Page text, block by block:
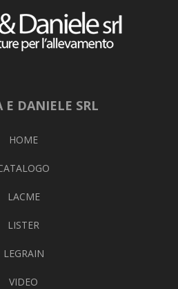
E DANIELE SRL
HOME
LACME
LISTER
LEGRAIN
VIDEO